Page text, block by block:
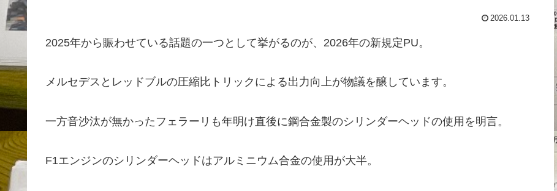
2026.01.13
2025年から賑わせている話題の一つとして挙がるのが、2026年の新規定PU。
メルセデスとレッドブルの圧縮比トリックによる出力向上が物議を醸しています。
一方音沙汰が無かったフェラーリも年明け直後に鋼合金製のシリンダーヘッドの使用を明言。
F1エンジンのシリンダーヘッドはアルミニウム合金の使用が大半。